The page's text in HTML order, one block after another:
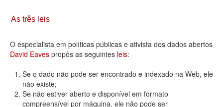
Contato
As três leis
O especialista em políticas públicas e ativista dos dados abertos
David Eaves propôs as seguintes leis:
Se o dado não pode ser encontrado e indexado na Web, ele
não existe;
Se não estiver aberto e disponível em formato
compreensível por máquina, ele não pode ser